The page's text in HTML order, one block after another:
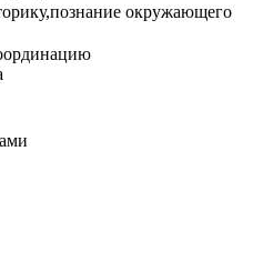
окружающего